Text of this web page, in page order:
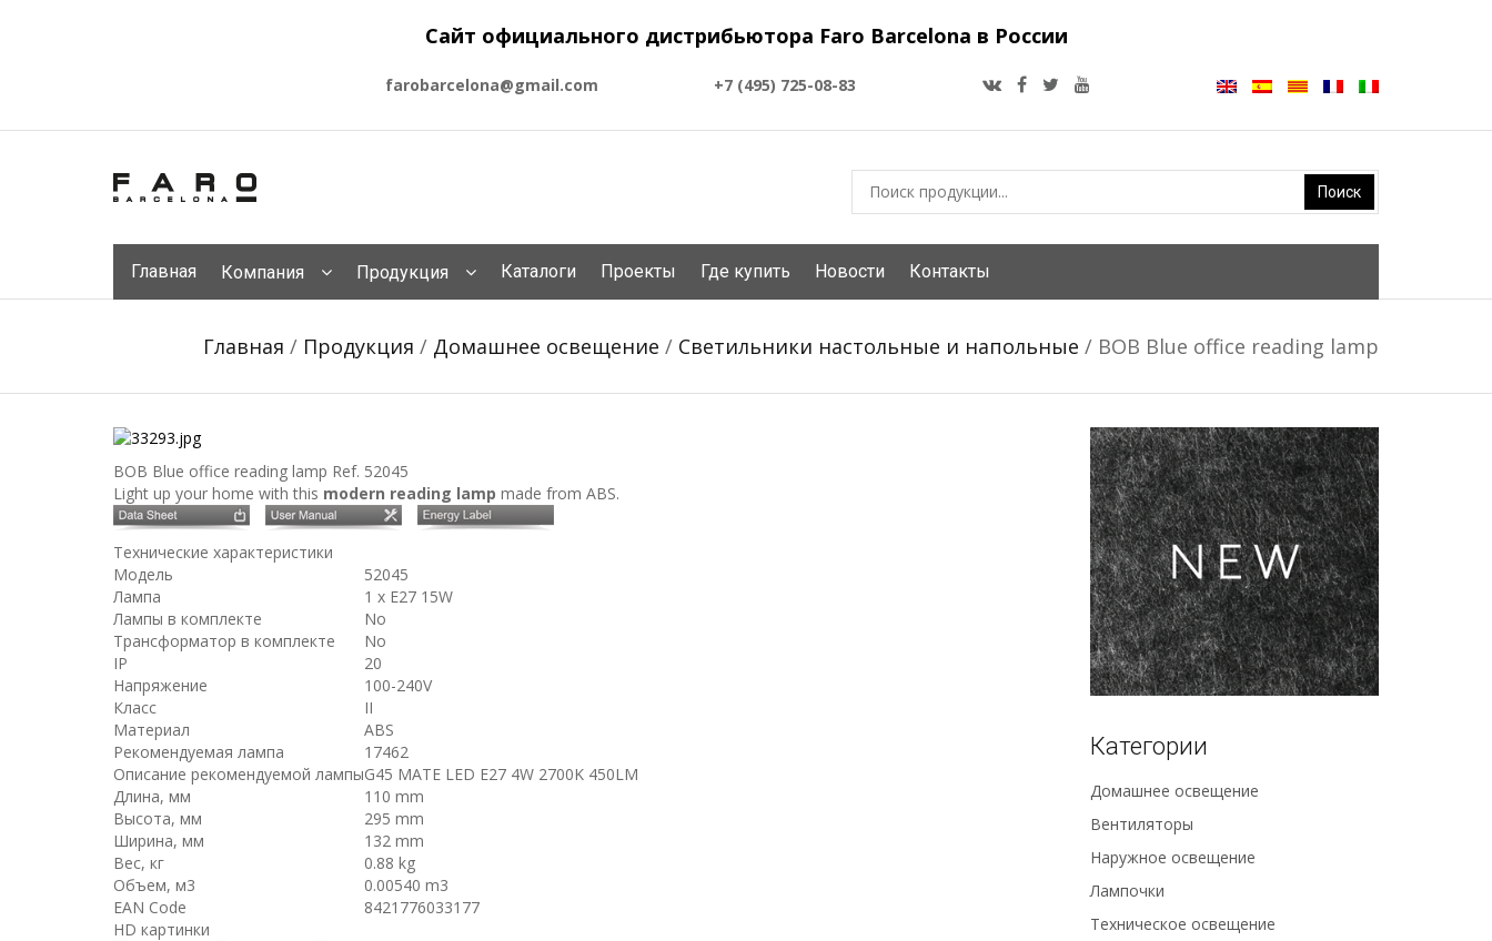
Сайт официального дистрибьютора Faro Barcelona в России
farobarcelona@gmail.com +7 (495) 725-08-83
Главная Компания Продукция Каталоги Проекты Где купить Новости Контакты
Главная / Продукция / Домашнее освещение / Светильники настольные и напольные / BOB Blue office reading lamp
BOB Blue office reading lamp Ref. 52045
Light up your home with this modern reading lamp made from ABS.
Технические характеристики
Модель
52045
Лампа
1 x E27 15W
Лампы в комплекте
No
Трансформатор в комплекте
No
IP
20
Напряжение
100-240V
Класс
II
Материал
ABS
Рекомендуемая лампа
17462
Описание рекомендуемой лампыG45 MATE LED E27 4W 2700K 450LM
Длина, мм
110 mm
Высота, мм
295 mm
Ширина, мм
132 mm
Вес, кг
0.88 kg
Объем, м3
0.00540 m3
EAN Code
8421776033177
HD картинки
Категории
Домашнее освещение
Вентиляторы
Наружное освещение
Лампочки
Техническое освещение